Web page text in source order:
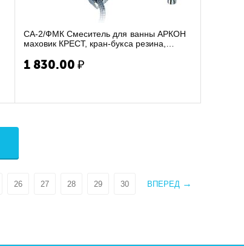
СА-2/ФМК Смеситель для ванны АРКОН
маховик КРЕСТ, кран-букса резина,
1 830.00 ₽
26 27 28 29 30 ВПЕРЕД